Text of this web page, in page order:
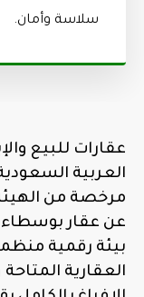
سلاسة وأمان.
عقارات للبيع
العربية
مرخصة من الهيئة
عن عقار
بيئة رقمية
العقارية